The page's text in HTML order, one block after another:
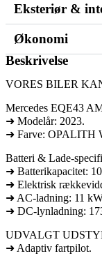
Eksteriør &
Økonomi
Beskrivelse
VORES BILER
Mercedes EQE43
➜ Modelår: 2023.
➜ Farve: OPALITH
Batteri & Lade-
➜ Batterikapacitet:
➜ Elektrisk
➜ AC-ladning: 11
➜ DC-lynladning:
UDVALGT
➜ Adaptiv fartpilot.